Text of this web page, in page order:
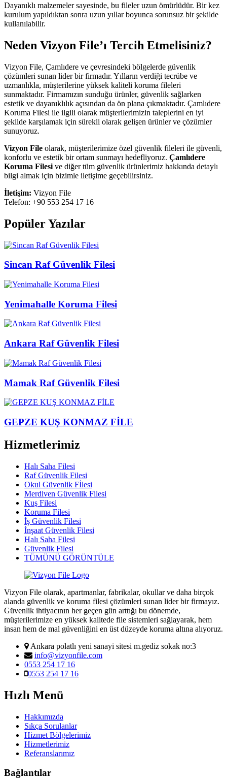
Dayanıklı malzemeler sayesinde, bu fileler uzun ömürlüdür. Bir kez
kurulum yapıldıktan sonra uzun yıllar boyunca sorunsuz bir şekilde
kullanılabilir.
Neden Vizyon File’ı Tercih Etmelisiniz?
Vizyon File, Çamlıdere ve çevresindeki bölgelerde güvenlik
çözümleri sunan lider bir firmadır. Yılların verdiği tecrübe ve
uzmanlıkla, müşterilerine yüksek kaliteli koruma fileleri
sunmaktadır. Firmamızın sunduğu ürünler, güvenlik sağlarken
estetik ve dayanıklılık açısından da ön plana çıkmaktadır. Çamlıdere
Koruma Filesi ile ilgili olarak müşterilerimizin taleplerini en iyi
şekilde karşılamak için sürekli olarak gelişen ürünler ve çözümler
sunuyoruz.
Vizyon File olarak, müşterilerimize özel güvenlik fileleri ile güvenli,
konforlu ve estetik bir ortam sunmayı hedefliyoruz. Çamlıdere
Koruma Filesi ve diğer tüm güvenlik ürünlerimiz hakkında detaylı
bilgi almak için bizimle iletişime geçebilirsiniz.
İletişim: Vizyon File
Telefon: +90 553 254 17 16
Popüler Yazılar
Sincan Raf Güvenlik Filesi
Yenimahalle Koruma Filesi
Ankara Raf Güvenlik Filesi
Mamak Raf Güvenlik Filesi
GEPZE KUŞ KONMAZ FİLE
Hizmetlerimiz
Halı Saha Filesi
Raf Güvenlik Filesi
Okul Güvenlik Fİlesi
Merdiven Güvenlik Filesi
Kuş Filesi
Koruma Filesi
İş Güvenlik Filesi
İnşaat Güvenlik Filesi
Halı Saha Filesi
Güvenlik Filesi
TÜMÜNÜ GÖRÜNTÜLE
Vizyon File olarak, apartmanlar, fabrikalar, okullar ve daha birçok
alanda güvenlik ve koruma filesi çözümleri sunan lider bir firmayız.
Güvenlik ihtiyacının her geçen gün arttığı bu dönemde,
müşterilerimize en yüksek kalitede file sistemleri sağlayarak, hem
insan hem de mal güvenliğini en üst düzeyde koruma altına alıyoruz.
Ankara polatlı yeni sanayi sitesi m.gediz sokak no:3
info@vizyonfile.com
0553 254 17 16
0553 254 17 16
Hızlı Menü
Hakkımızda
Sıkça Sorulanlar
Hizmet Bölgelerimiz
Hizmetlerimiz
Referanslarımız
Bağlantılar